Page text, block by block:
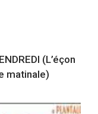
(L’éçon
matinale)